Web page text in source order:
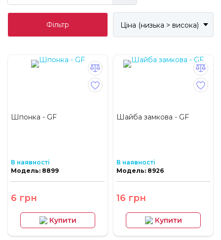
Фільтр Ціна (низька > висока)
Шпонка - GF
В наявності
Модель: 8899
6 грн
Купити
Шайба замкова - GF
В наявності
Модель: 8926
16 грн
Купити